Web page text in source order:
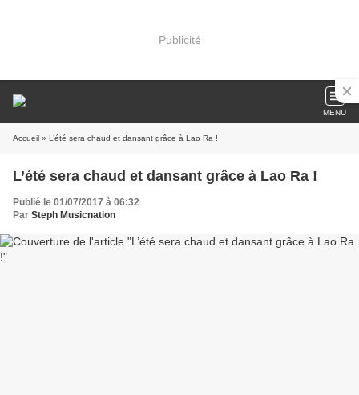
Publicité
MENU
Accueil » L’été sera chaud et dansant grâce à Lao Ra !
L’été sera chaud et dansant grâce à Lao Ra !
Publié le 01/07/2017 à 06:32
Par Steph Musicnation